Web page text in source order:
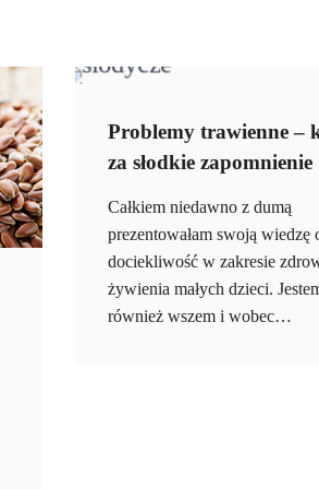
Problemy trawienne –
za słodkie zapomnienie
Całkiem niedawno z dumą
prezentowałam swoją wiedzę
dociekliwość w zakresie
żywienia małych dzieci.
również wszem i wobec…